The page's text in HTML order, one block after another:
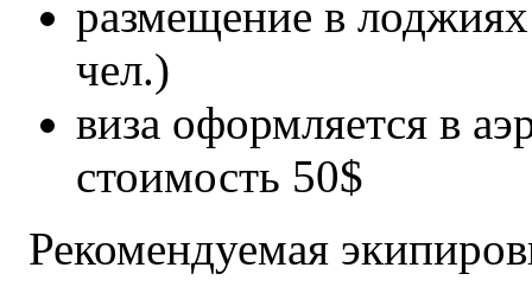
размещение в
чел.)
виза оформляется в
стоимость 50$
Рекомендуемая